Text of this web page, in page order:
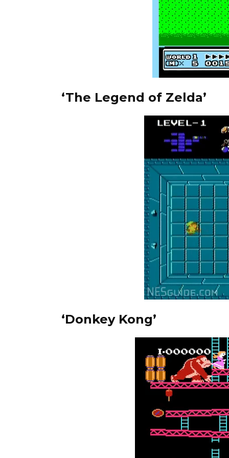
‘The Legend of Zelda’
‘Donkey Kong’